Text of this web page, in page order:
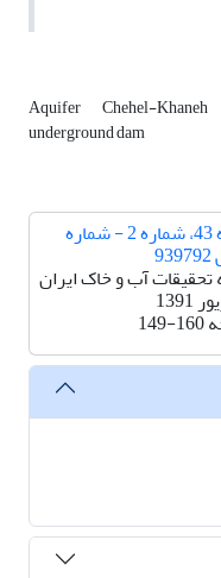
Aquifer Chehel-Khaneh
underground dam
دوره 43، شماره 2 - شماره
تحقیقات آب و خاک ایران
149-160